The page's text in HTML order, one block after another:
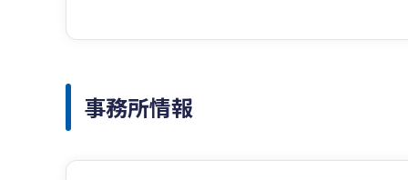
事務所情報